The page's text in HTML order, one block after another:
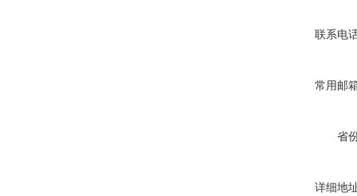
联系电
常用邮
省
详细地